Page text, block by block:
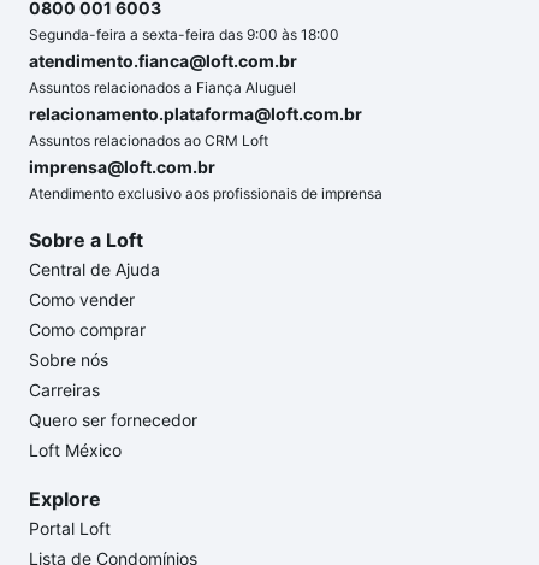
0800 001 6003
Segunda-feira a sexta-feira das 9:00 às 18:00
atendimento.fianca@loft.com.br
Assuntos relacionados a Fiança Aluguel
relacionamento.plataforma@loft.com.br
Assuntos relacionados ao CRM Loft
imprensa@loft.com.br
Atendimento exclusivo aos profissionais de imprensa
Sobre a Loft
Central de Ajuda
Como vender
Como comprar
Sobre nós
Carreiras
Quero ser fornecedor
Loft México
Explore
Portal Loft
Lista de Condomínios